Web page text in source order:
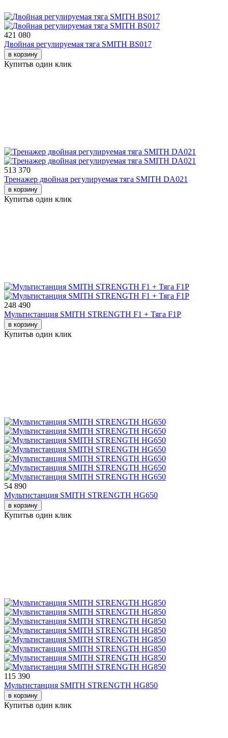
421 080
Двойная регулируемая тяга SMITH BS017
в корзину
Купитьв один клик
513 370
Тренажер двойная регулируемая тяга SMITH DA021
в корзину
Купитьв один клик
248 490
Мультистанция SMITH STRENGTH F1 + Тяга F1P
в корзину
Купитьв один клик
54 890
Мультистанция SMITH STRENGTH HG650
в корзину
Купитьв один клик
115 390
Мультистанция SMITH STRENGTH HG850
в корзину
Купитьв один клик